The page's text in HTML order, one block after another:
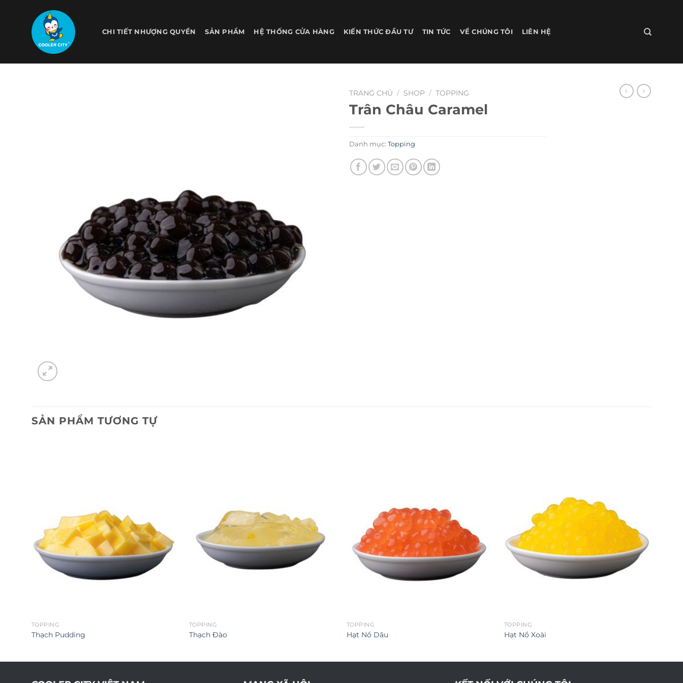
CHI TIẾT NHƯỢNG QUYỀN SẢN PHẨM HỆ THỐNG CỬA HÀNG KIẾN THỨC ĐẦU TƯ TIN TỨC VỀ CHÚNG TÔI LIÊN HỆ
TRANG CHỦ / SHOP / TOPPING
Trân Châu Caramel
Danh mục: Topping
SẢN PHẨM TƯƠNG TỰ
TOPPING
Thạch Pudding
TOPPING
Thạch Đào
TOPPING
Hạt Nổ Dâu
TOPPING
Hạt Nổ Xoài